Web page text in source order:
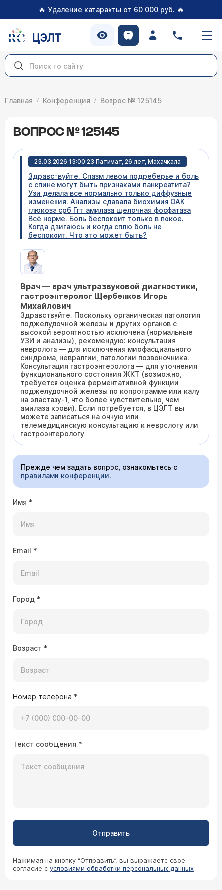
🔥 Удаление катаракты от 60 000 руб. 🔥
ЦЭЛТ
Главная Конференция Вопрос № 125145
ВОПРОС № 125145
23.03.2026 13:00:23 Патимат, 26 лет, Махачкала
Здравствуйте. Спазм левом подреберье и боль
с спине могут быть признаками панкреатита?
Узи делала все нормально только диффузные
изменения. Анализы сдавала биохимия ОАК
глюкоза срб Ггт амилаза щелочная фосфатаза
Всё норме. Боль беспокоит только в покое.
Когда двигаюсь и когда сплю боль не
беспокоит. Что это может быть?
Врач — врач ультразвуковой диагностики,
гастроэнтеролог Щербенков Игорь
Михайлович
Здравствуйте. Поскольку органическая патология
поджелудочной железы и других органов с
высокой вероятностью исключена (нормальные
УЗИ и анализы), рекомендую: консультация
невролога — для исключения миофасциального
синдрома, невралгии, патологии позвоночника.
Консультация гастроэнтеролога — для уточнения
функционального состояния ЖКТ (возможно,
требуется оценка ферментативной функции
поджелудочной железы по копрограмме или калу
на эластазу-1, что более чувствительно, чем
амилаза крови). Если потребуется, в ЦЭЛТ вы
можете записаться на очную или
телемедицинскую консультацию к неврологу или
гастроэнтерологу
Прежде чем задать вопрос, ознакомьтесь с
правилами конференции.
Имя *
Email *
Город *
Возраст *
Номер телефона *
Текст сообщения *
Отправить
Нажимая на кнопку “Отправить”, вы выражаете свое
согласие с условиями обработки персональных данных